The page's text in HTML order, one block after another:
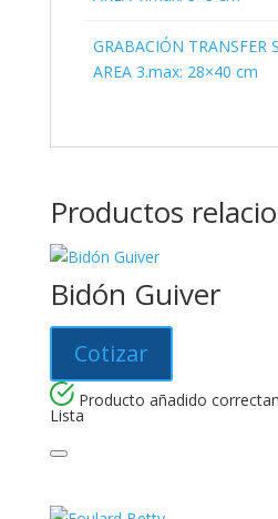
GRABACIÓN TRANSFER
AREA 3.max: 28×40 cm
Productos
Bidón Guiver
Cotizar
Producto añadido
Lista